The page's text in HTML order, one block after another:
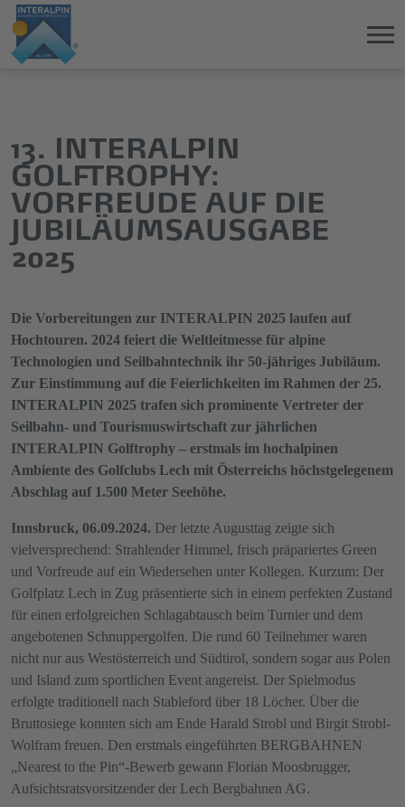
springen
springen
13. INTERALPIN
GOLFTROPHY:
VORFREUDE AUF DIE
JUBILÄUMSAUSGABE
2025
Die Vorbereitungen zur INTERALPIN 2025 laufen auf
Hochtouren. 2024 feiert die Weltleitmesse für alpine
Technologien und Seilbahntechnik ihr 50-jähriges Jubiläum.
Zur Einstimmung auf die Feierlichkeiten im Rahmen der 25.
INTERALPIN 2025 trafen sich prominente Vertreter der
Seilbahn- und Tourismuswirtschaft zur jährlichen
INTERALPIN Golftrophy – erstmals im hochalpinen
Ambiente des Golfclubs Lech mit Österreichs höchstgelegenem
Abschlag auf 1.500 Meter Seehöhe.
Innsbruck, 06.09.2024. Der letzte Augusttag zeigte sich
vielversprechend: Strahlender Himmel, frisch präpariertes Green
und Vorfreude auf ein Wiedersehen unter Kollegen. Kurzum: Der
Golfplatz Lech in Zug präsentierte sich in einem perfekten Zustand
für einen erfolgreichen Schlagabtausch beim Turnier und dem
angebotenen Schnuppergolfen. Die rund 60 Teilnehmer waren
nicht nur aus Westösterreich und Südtirol, sondern sogar aus Polen
und Island zum sportlichen Event angereist. Der Spielmodus
erfolgte traditionell nach Stableford über 18 Löcher. Über die
Bruttosiege konnten sich am Ende Harald Strobl und Birgit Strobl-
Wolfram freuen. Den erstmals eingeführten BERGBAHNEN
„Nearest to the Pin“-Bewerb gewann Florian Moosbrugger,
Aufsichtsratsvorsitzender der Lech Bergbahnen AG.